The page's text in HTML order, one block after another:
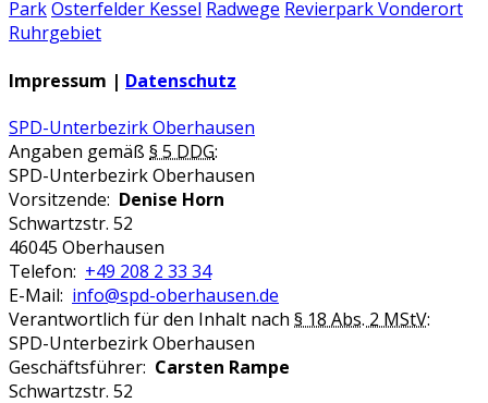
ParkOsterfelder Kessel Radwege Revierpark Vonderort
Ruhrgebiet
Impressum | Datenschutz
SPD-Unterbezirk Oberhausen
Angaben gemäß § 5 DDG:
SPD-Unterbezirk Oberhausen
Vorsitzende: Denise Horn
Schwartzstr. 52
46045 Oberhausen
Telefon: +49 208 2 33 34
E-Mail: info@spd-oberhausen.de
Verantwortlich für den Inhalt nach § 18 Abs. 2 MStV:
SPD-Unterbezirk Oberhausen
Geschäftsführer: Carsten Rampe
Schwartzstr. 52